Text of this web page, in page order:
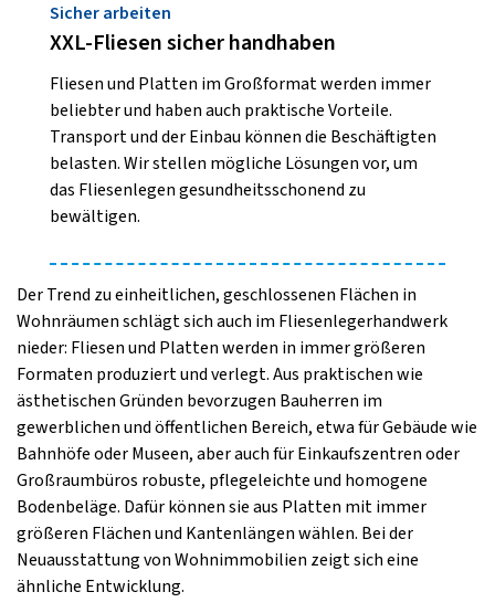
Sicher arbeiten
XXL-Fliesen sicher handhaben
Fliesen und Platten im Großformat werden immer
beliebter und haben auch praktische Vorteile.
Transport und der Einbau können die Beschäftigten
belasten. Wir stellen mögliche Lösungen vor, um
das Fliesenlegen gesundheitsschonend zu
bewältigen.
Der Trend zu einheitlichen, geschlossenen Flächen in
Wohnräumen schlägt sich auch im Fliesenlegerhandwerk
nieder: Fliesen und Platten werden in immer größeren
Formaten produziert und verlegt. Aus praktischen wie
ästhetischen Gründen bevorzugen Bauherren im
gewerblichen und öffentlichen Bereich, etwa für Gebäude wie
Bahnhöfe oder Museen, aber auch für Einkaufszentren oder
Großraumbüros robuste, pflegeleichte und homogene
Bodenbeläge. Dafür können sie aus Platten mit immer
größeren Flächen und Kantenlängen wählen. Bei der
Neuausstattung von Wohnimmobilien zeigt sich eine
ähnliche Entwicklung.